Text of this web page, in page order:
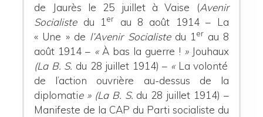
de Jaurès le 25 juillet à Vaise (Avenir
Socialistedu 1 er
au 8 août 1914 – La
« Une » de l’Avenir Socialistedu 1 er au 8
août 1914 – «À bas la guerre ! »Jouhaux
(La B. S. du 28 juillet 1914) – «La volonté
de l’action ouvrière au-dessus de la
diplomatie » (La B. S. du 28 juillet 1914) –
Manifeste de la CAP du Parti socialiste du